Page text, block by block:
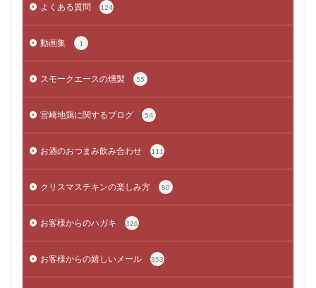
よくある質問 124
動画集 1
スモークエースの燻製 55
宮崎地鶏に関するブログ 54
お酒のおつまみ飲み合わせ 111
クリスマスチキンの楽しみ方 80
お客様からのハガキ 326
お客様からの嬉しいメール 353